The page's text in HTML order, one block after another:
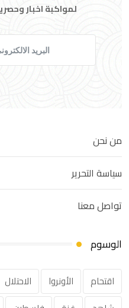
لمواكبة اخبار
من نحن
سياسة التحرير
تواصل معنا
الوسوم
اقتحام الأونروا الاحتلال